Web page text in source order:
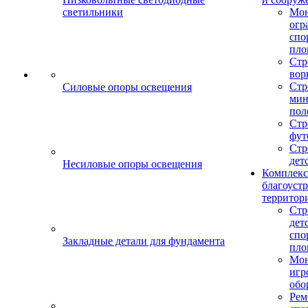
светильники
Силовые опоры освещения
Несиловые опоры освещения
Закладные детали для фундамента